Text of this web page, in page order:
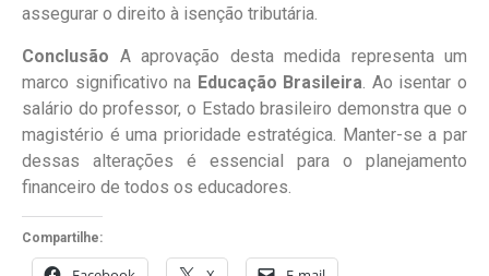
assegurar o direito à isenção tributária.
Conclusão A aprovação desta medida representa um
marco significativo na Educação Brasileira . Ao isentar o
salário do professor, o Estado brasileiro demonstra que o
magistério é uma prioridade estratégica. Manter-se a par
dessas alterações é essencial para o planejamento
financeiro de todos os educadores.
Compartilhe: